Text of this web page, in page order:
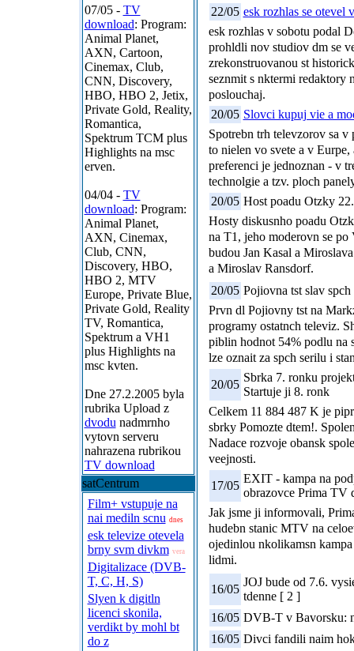
07/05 - TV
download: Program:
Animal Planet,
AXN, Cartoon,
Cinemax, Club,
CNN, Discovery,
HBO, HBO 2, Jetix,
Private Gold, Reality,
Romantica,
Spektrum TCM plus
Highlights na msc
erven.
04/04 - TV
download: Program:
Animal Planet,
AXN, Cinemax,
Club, CNN,
Discovery, HBO,
HBO 2, MTV
Europe, Private Blue,
Private Gold, Reality
TV, Romantica,
Spektrum a VH1
plus Highlights na
msc kvten.
Dne 27.2.2005 byla
rubrika Upload z
dvodu nadmrnho
vytovn serveru
nahrazena rubrikou
TV download
satCentrum
Film+ vstupuje na
nai mediln scnu dnes
esk televize otevela
brny svm divkm vera
Digitalizace (DVB-
T, C, H, S)
Slyen k digitln
licenci skonila,
verdikt by mohl bt
do z
22/05 esk rozhlas se otevel
esk rozhlas v sobotu podal
prohldli nov studiov dm se
zrekonstruovanou st
seznmit s nktermi redaktory
poslouchaj.
20/05 Slovci kupuj vie a
Spotrebn trh televzorov sa v
to nielen vo svete a v
preferenci je jednoznan - v
technolgie a tzv. ploch
20/05 Host poadu Otzky
Hosty diskusnho poadu
na T1, jeho moderovn se
budou Jan Kasal a
a Miroslav Ransdorf.
20/05 Pojiovna tst slav
Prvn dl Pojiovny tst na
programy ostatnch televiz.
piblin hodnot 54% podlu na
lze oznait za spch serilu i
20/05
Sbrka 7. ronku
Startuje ji 8. ronk
Celkem 11 884 487 K je
sbrky Pomozte dtem!.
Nadace rozvoje obansk
veejnosti.
17/05
EXIT - kampa na
obrazovce Prima TV
Jak jsme ji informovali,
hudebn stanic MTV na
ojedinlou nkolikamsn
lidmi.
16/05
JOJ bude od 7.6.
tdenne [ 2 ]
16/05 DVB-T v Bavorsku:
16/05 Divci fandili naim